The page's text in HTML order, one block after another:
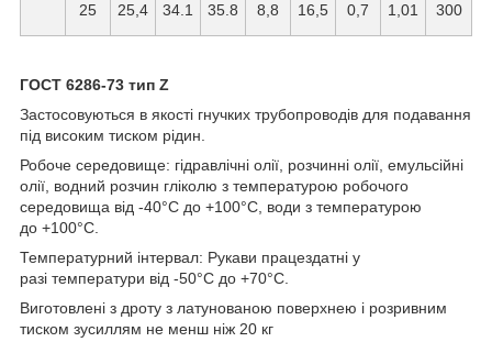
25 25,4 34.1 35.8 8,8 16,5 0,7 1,01 300
ГОСТ 6286-73 тип Z
Застосовуються в якості гнучких трубопроводів для подавання
під високим тиском рідин.
Робоче середовище: гідравлічні олії, розчинні олії, емульсійні
олії, водний розчин гліколю з температурою робочого
середовища від -40°С до +100°С, води з температурою
до +100°С.
Температурний інтервал: Рукави працездатні у
разі температури від -50°С до +70°С.
Виготовлені з дроту з латунованою поверхнею і розривним
тиском зусиллям не менш ніж 20 кг